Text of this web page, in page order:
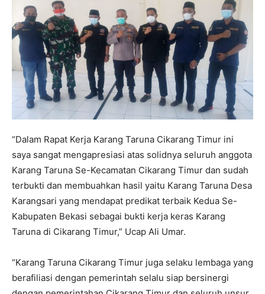
“Dalam Rapat Kerja Karang Taruna Cikarang Timur ini
saya sangat mengapresiasi atas solidnya seluruh anggota
Karang Taruna Se-Kecamatan Cikarang Timur dan sudah
terbukti dan membuahkan hasil yaitu Karang Taruna Desa
Karangsari yang mendapat predikat terbaik Kedua Se-
Kabupaten Bekasi sebagai bukti kerja keras Karang
Taruna di Cikarang Timur,” Ucap Ali Umar.
“Karang Taruna Cikarang Timur juga selaku lembaga yang
berafiliasi dengan pemerintah selalu siap bersinergi